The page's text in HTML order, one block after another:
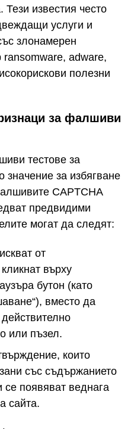
Тези известия често
услуги и
злонамерен
adware,
полезни
за фалшиви
тестове за
за избягване
CAPTCHA
предвидими
могат да следят:
от
върху
бутон (като
вместо да
или пъзел.
които
със съдържанието
се появяват веднага
сайта.